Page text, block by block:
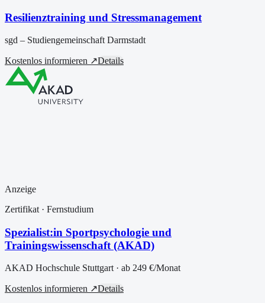
Resilienztraining und Stressmanagement
sgd – Studiengemeinschaft Darmstadt
Kostenlos informieren ↗Details
Anzeige
Zertifikat · Fernstudium
Spezialist:in Sportpsychologie und
Trainingswissenschaft (AKAD)
AKAD Hochschule Stuttgart · ab 249 €/Monat
Kostenlos informieren ↗Details